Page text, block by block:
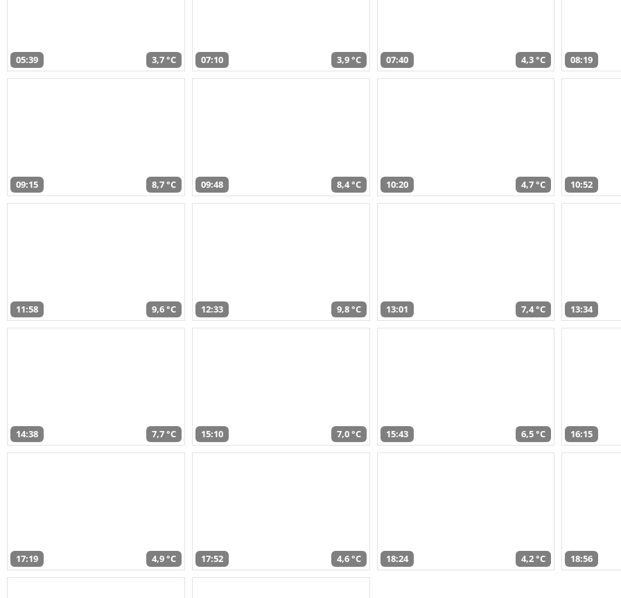
05:39 3,7 °C 07:10 3,9 °C 07:40 4,3 °C 08:19
09:15 8,7 °C 09:48 8,4 °C 10:20 4,7 °C 10:52
11:58 9,6 °C 12:33 9,8 °C 13:01 7,4 °C 13:34
14:38 7,7 °C 15:10 7,0 °C 15:43 6,5 °C 16:15
17:19 4,9 °C 17:52 4,6 °C 18:24 4,2 °C 18:56